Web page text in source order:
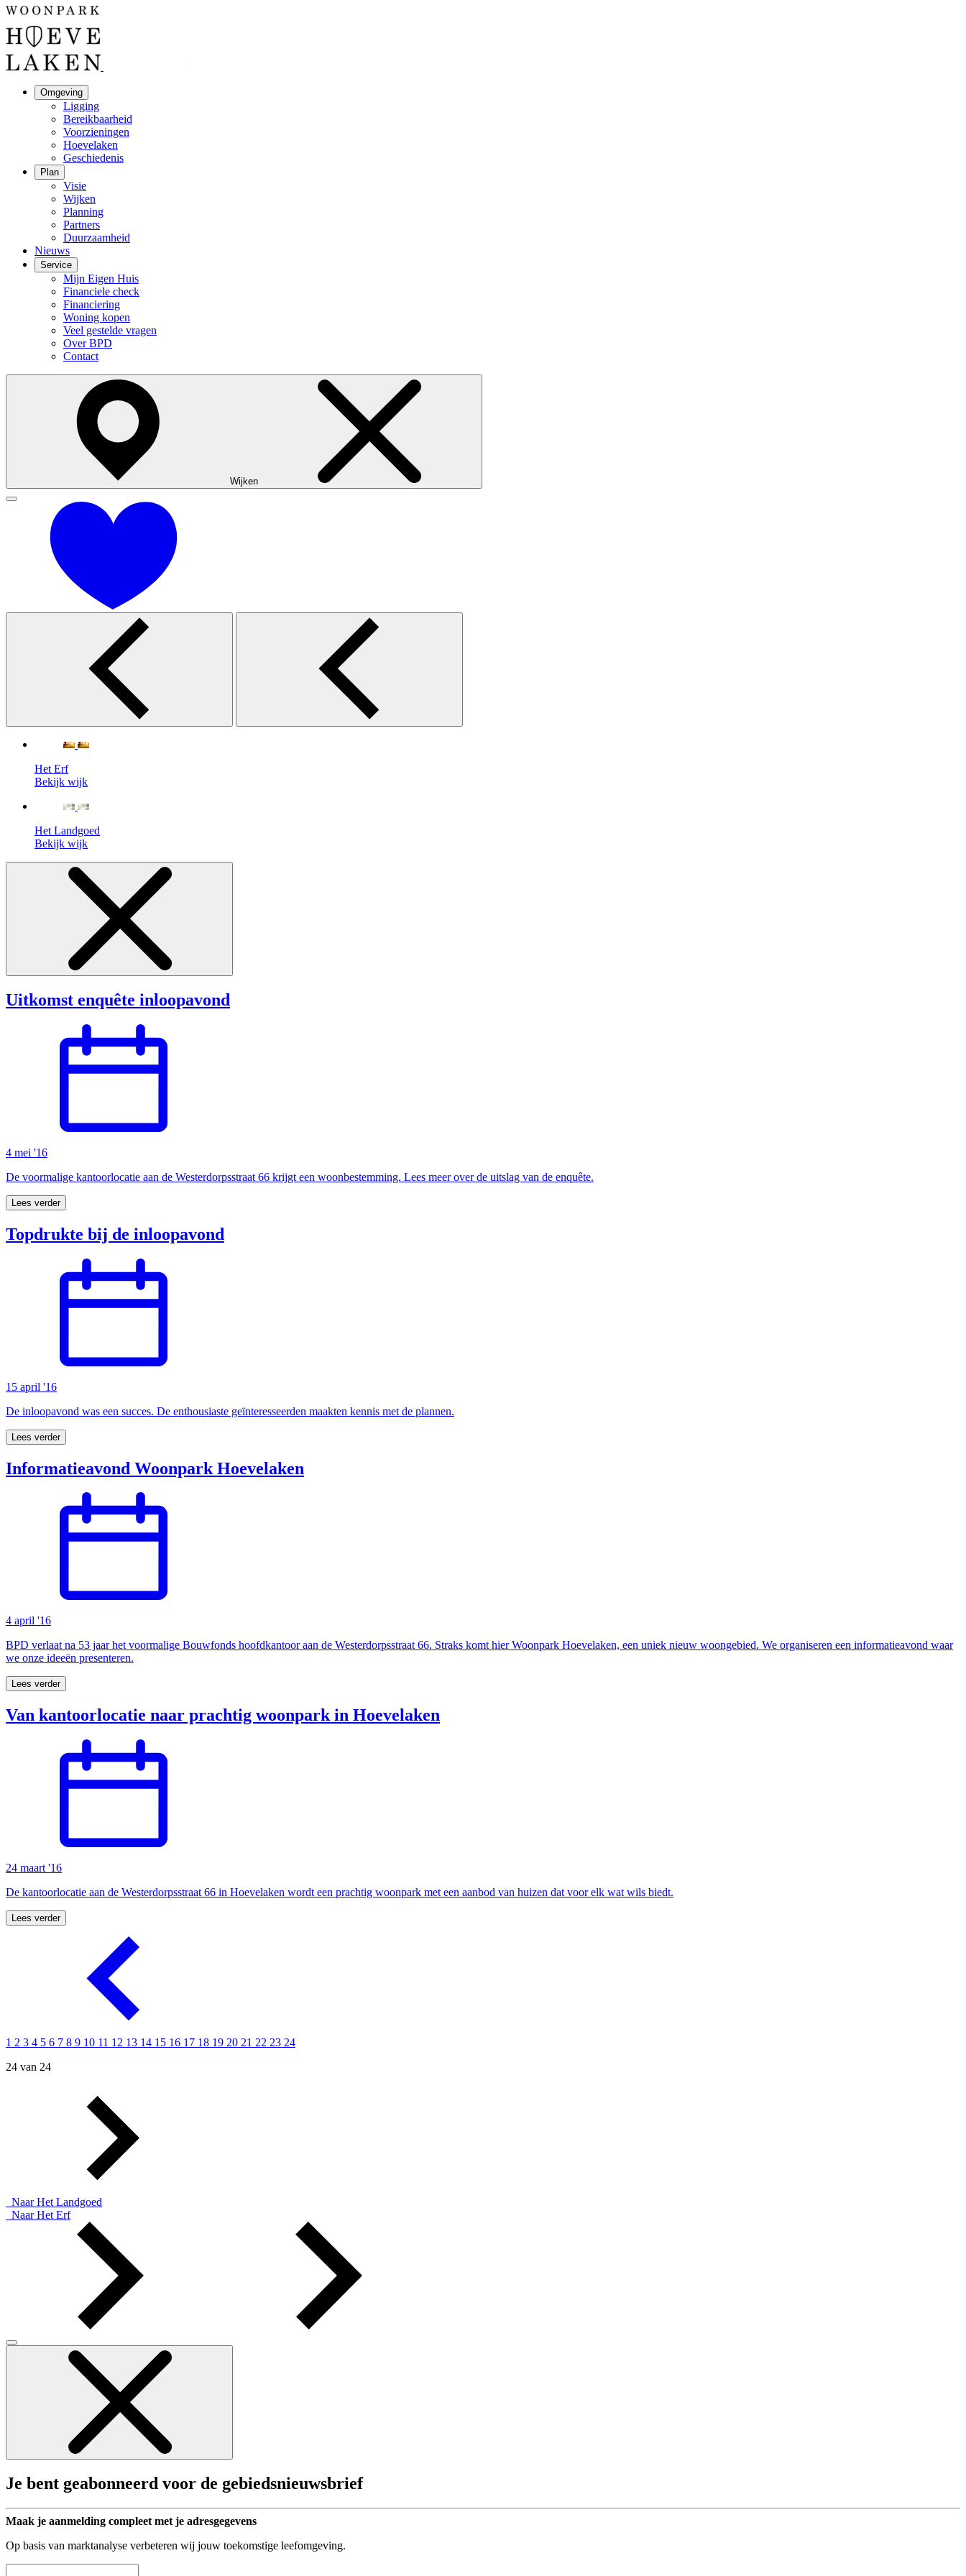
Omgeving
Ligging
Bereikbaarheid
Voorzieningen
Hoevelaken
Geschiedenis
Plan
Visie
Wijken
Planning
Partners
Duurzaamheid
Nieuws
Service
Mijn Eigen Huis
Financiele check
Financiering
Woning kopen
Veel gestelde vragen
Over BPD
Contact
Wijken
Het Erf
Bekijk wijk
Het Landgoed
Bekijk wijk
Uitkomst enquête inloopavond
4 mei '16
De voormalige kantoorlocatie aan de Westerdorpsstraat 66 krijgt een woonbestemming. Lees meer over de uitslag van de enquête.
Lees verder
Topdrukte bij de inloopavond
15 april '16
De inloopavond was een succes. De enthousiaste geïnteresseerden maakten kennis met de plannen.
Lees verder
Informatieavond Woonpark Hoevelaken
4 april '16
BPD verlaat na 53 jaar het voormalige Bouwfonds hoofdkantoor aan de Westerdorpsstraat 66. Straks komt hier Woonpark Hoevelaken, een uniek nieuw woongebied. We organiseren een informatieavond waar
we onze ideeën presenteren.
Lees verder
Van kantoorlocatie naar prachtig woonpark in Hoevelaken
24 maart '16
De kantoorlocatie aan de Westerdorpsstraat 66 in Hoevelaken wordt een prachtig woonpark met een aanbod van huizen dat voor elk wat wils biedt.
Lees verder
1 2 3 4 5 6 7 8 9 10 11 12 13 14 15 16 17 18 19 20 21 22 23 24
24 van 24
Naar Het Landgoed
Naar Het Erf
Je bent geabonneerd voor de gebiedsnieuwsbrief
Maak je aanmelding compleet met je adresgegevens
Op basis van marktanalyse verbeteren wij jouw toekomstige leefomgeving.